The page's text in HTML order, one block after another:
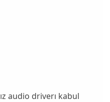
audio driverı kabul